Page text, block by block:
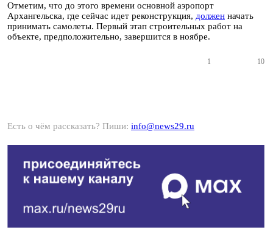
Отметим, что до этого времени основной аэропорт
Архангельска, где сейчас идет реконструкция, должен начать
принимать самолеты. Первый этап строительных работ на
объекте, предположительно, завершится в ноябре.
1 10
Есть о чём рассказать? Пиши: info@news29.ru